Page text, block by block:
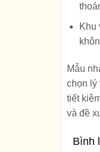
Khu
Mẫu
chọn lý
tiết
và đề
Bình